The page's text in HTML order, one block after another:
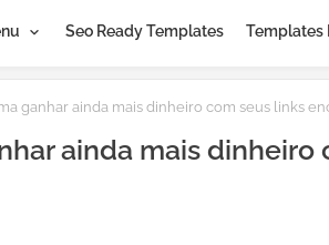
Seo Ready Templates Templates
ganhar ainda mais dinheiro com seus links
ainda mais dinheiro